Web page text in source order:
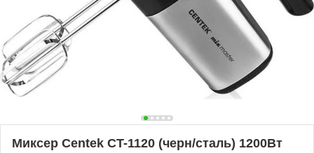
Миксер Centek CT-1120 (черн/сталь) 1200Вт